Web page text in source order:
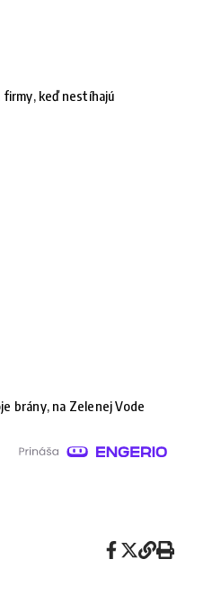
firmy, keď nestíhajú
brány, na Zelenej Vode